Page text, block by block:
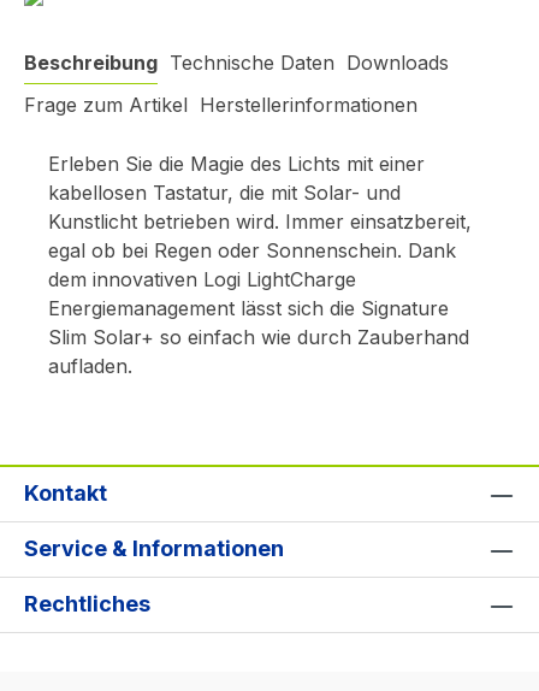
Beschreibung Technische Daten Downloads
Frage zum Artikel Herstellerinformationen
Erleben Sie die Magie des Lichts mit einer
kabellosen Tastatur, die mit Solar- und
Kunstlicht betrieben wird. Immer einsatzbereit,
egal ob bei Regen oder Sonnenschein. Dank
dem innovativen Logi LightCharge
Energiemanagement lässt sich die Signature
Slim Solar+ so einfach wie durch Zauberhand
aufladen.
Kontakt
Service & Informationen
Rechtliches